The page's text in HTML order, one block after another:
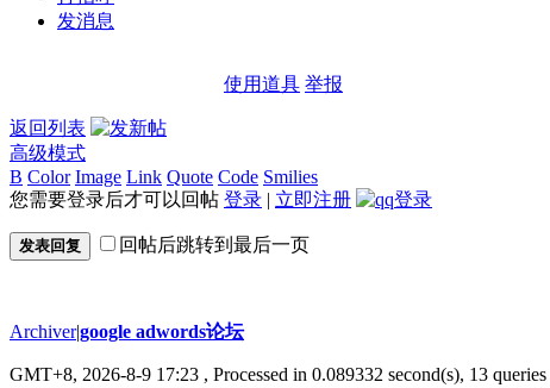
发消息
使用道具 举报
返回列表
高级模式
B Color Image Link Quote Code Smilies
您需要登录后才可以回帖 登录 | 立即注册
发表回复 回帖后跳转到最后一页
Archiver|google adwords论坛
GMT+8, 2026-8-9 17:23 , Processed in 0.089332 second(s), 13 queries